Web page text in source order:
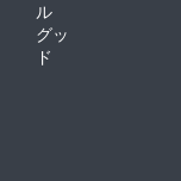
ル
グッ
ド